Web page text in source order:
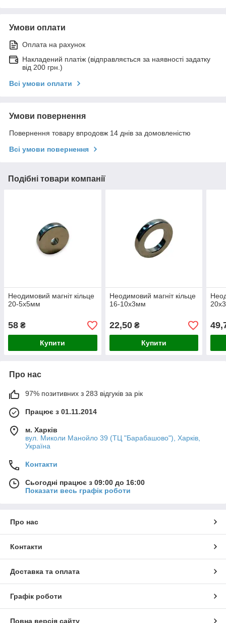
Умови оплати
Оплата на рахунок
Накладений платіж (відправляється за наявності задатку
від 200 грн.)
Всі умови оплати
Умови повернення
Повернення товару впродовж 14 днів за домовленістю
Всі умови повернення
Подібні товари компанії
Неодимовий магніт кільце
20-5х5мм
58 ₴
Купити
Неодимовий магніт кільце
16-10х3мм
22,50₴
Купити
Про нас
97% позитивних з 283 відгуків за рік
Працює з 01.11.2014
м. Харків
вул. Миколи Манойло 39 (ТЦ "Барабашово"), Харків,
Україна
Контакти
Сьогодні працює з 09:00 до 16:00
Показати весь графік роботи
Про нас
Контакти
Доставка та оплата
Графік роботи
Повна версія сайту